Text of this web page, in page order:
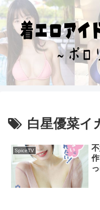
白星優菜イ
SpiceTV